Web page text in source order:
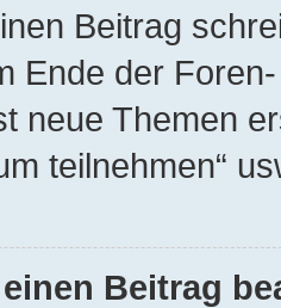
Beitrag
Ende der
neue Themen
teilnehmen“
Beitrag